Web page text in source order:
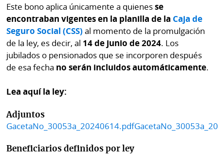
OTROS
SITIOS
Metro
Metro
Tienda
Panamá
Tus
Mi
Diario
Club
Prensa
Este bono aplica únicamente a quienesse
encontraban vigentes en la planilla de la Caja de
Seguro Social (CSS) al momento de la promulgación
de la ley, es decir, al 14 de junio de 2024. Los
jubilados o pensionados que se incorporen después
de esa fecha no serán incluidos automáticamente.
Lea aquí la ley:
Adjuntos
GacetaNo_30053a_20240614.pdf
Beneficiarios definidos por ley